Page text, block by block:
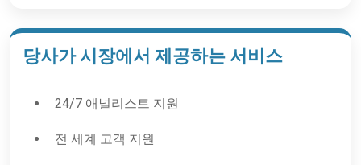
당사가 시장에서 제공하는 서비스
24/7 애널리스트 지원
전 세계 고객 지원